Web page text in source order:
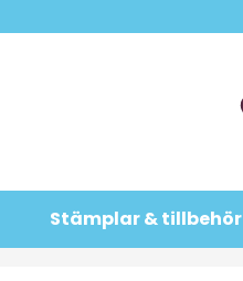
Stämplar & tillbehör